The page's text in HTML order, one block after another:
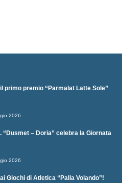
primo premio “Parmalat Latte Sole”
2026
“Dusmet – Doria” celebra la Giornata
2026
Giochi di Atletica “Palla Volando”!